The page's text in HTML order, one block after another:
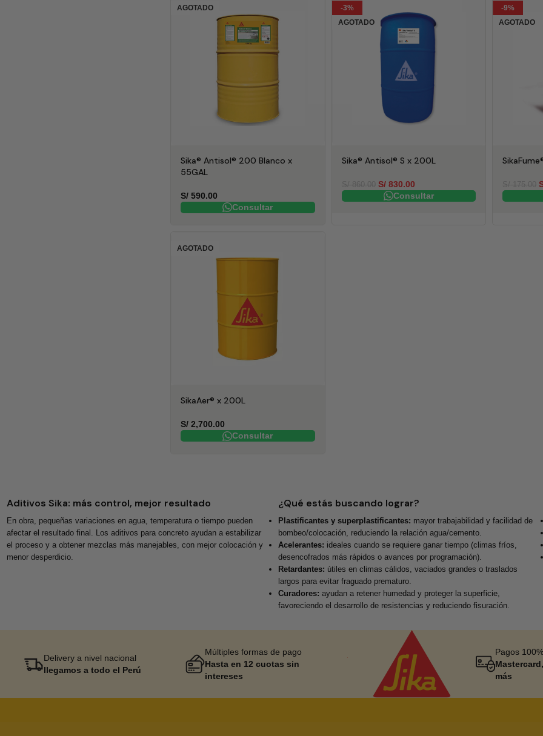
AGOTADO
Sika® Antisol® 200 Blanco x
55GAL
S/ 590.00
Consultar
-3%
AGOTADO
Sika® Antisol® S x 200L
S/830.00
Consultar
-9%
AGOTADO
AGOTADO
SikaAer® x 200L
S/ 2,700.00
Consultar
Aditivos Sika: más control, mejor resultado
En obra, pequeñas variaciones en agua, temperatura o tiempo pueden
afectar el resultado final. Los aditivos para concreto ayudan a estabilizar
el proceso y a obtener mezclas más manejables, con mejor colocación y
menor desperdicio.
¿Qué estás buscando lograr?
Plastificantes y superplastificantes: mayor trabajabilidad y facilidad de
bombeo/colocación, reduciendo la relación agua/cemento.
Acelerantes: ideales cuando se requiere ganar tiempo (climas fríos,
desencofrados más rápidos o avances por programación).
Retardantes: útiles en climas cálidos, vaciados grandes o traslados
largos para evitar fraguado prematuro.
Curadores: ayudan a retener humedad y proteger la superficie,
favoreciendo el desarrollo de resistencias y reduciendo fisuración.
Delivery a nivel nacional
llegamos a todo el Perú
Múltiples formas de pago
Hasta en 12 cuotas sin
intereses
Pagos
más